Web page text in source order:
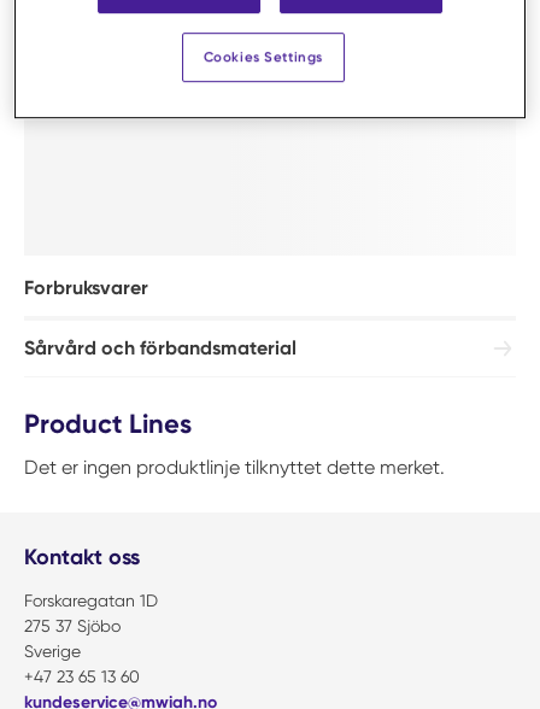
Forbruksvarer
Sårvård och förbandsmaterial
Product Lines
Det er ingen produktlinje tilknyttet dette merket.
Kontakt oss
Forskaregatan 1D
275 37 Sjöbo
Sverige
+47 23 65 13 60
kundeservice@mwiah.no
Cookies Settings